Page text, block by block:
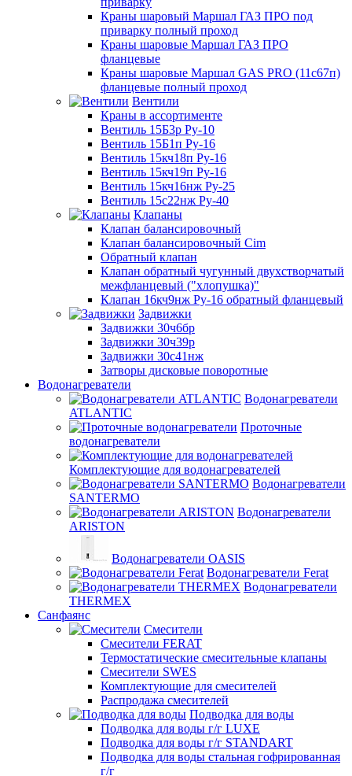
Краны шаровый Маршал ГАЗ ПРО под
приварку полный проход
Краны шаровые Маршал ГАЗ ПРО
фланцевые
Краны шаровые Маршал GAS PRO (11с67п)
фланцевые полный проход
Вентили
Краны в ассортименте
Вентиль 15Б3р Ру-10
Вентиль 15Б1п Ру-16
Вентиль 15кч18п Ру-16
Вентиль 15кч19п Ру-16
Вентиль 15кч16нж Ру-25
Вентиль 15с22нж Ру-40
Клапаны
Клапан балансировочный
Клапан балансировочный Cim
Обратный клапан
Клапан обратный чугунный двухстворчатый
межфланцевый ("хлопушка)"
Клапан 16кч9нж Ру-16 обратный фланцевый
Задвижки
Задвижки 30ч6бр
Задвижки 30ч39р
Задвижки 30с41нж
Затворы дисковые поворотные
Водонагреватели
Водонагреватели
ATLANTIC
Проточные
водонагреватели
Комплектующие для водонагревателей
Водонагреватели
SANTERMO
Водонагреватели
ARISTON
Водонагреватели OASIS
Водонагреватели Ferat
Водонагреватели
THERMEX
Санфаянс
Смесители
Смесители FERAT
Термостатические смесительные клапаны
Смесители SWES
Комплектующие для смесителей
Распродажа смесителей
Подводка для воды
Подводка для воды г/г LUXE
Подводка для воды г/г STANDART
Подводка для воды стальная гофрированная
г/г